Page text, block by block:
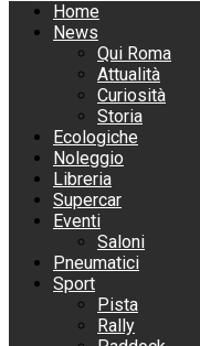
Home
News
Qui Roma
Attualità
Curiosità
Storia
Ecologiche
Noleggio
Libreria
Supercar
Eventi
Saloni
Pneumatici
Sport
Pista
Rally